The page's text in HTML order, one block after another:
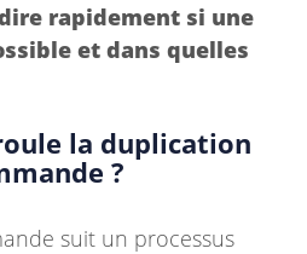
rapidement si une
et dans quelles
la duplication
?
suit un processus